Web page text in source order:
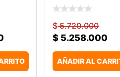
$5.720.000
$ 5.258.000
AÑADIR AL